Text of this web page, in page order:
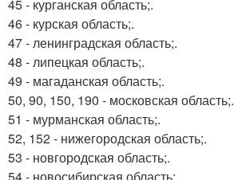
45 - курганская область;.
46 - курская область;.
47 - ленинградская область;.
48 - липецкая область;.
49 - магаданская область;.
50, 90, 150, 190 - московская область;.
51 - мурманская область;.
52, 152 - нижегородская область;.
53 - новгородская область;.